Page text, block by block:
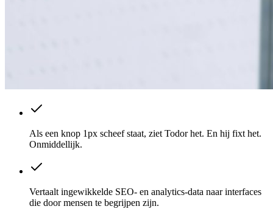
Als een knop 1px scheef staat, ziet Todor het. En hij fixt het.
Onmiddellijk.
Vertaalt ingewikkelde SEO- en analytics-data naar interfaces
die door mensen te begrijpen zijn.